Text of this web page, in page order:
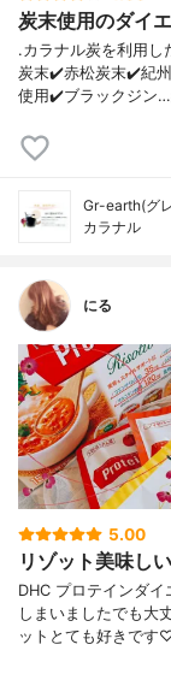
炭末使用のダイ
.カラナル炭を利用
炭末✔️赤松炭末✔️紀
使用✔️ブラックジン…
Gr-earth(グ
カラナル
にる
5.00
リゾット美味しい
DHC プロテインダ
しまいましたでも大
ットとても好きで